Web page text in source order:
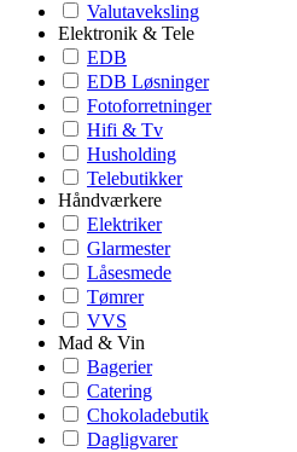
Valutaveksling
Elektronik & Tele
EDB
EDB Løsninger
Fotoforretninger
Hifi & Tv
Husholding
Telebutikker
Håndværkere
Elektriker
Glarmester
Låsesmede
Tømrer
VVS
Mad & Vin
Bagerier
Catering
Chokoladebutik
Dagligvarer